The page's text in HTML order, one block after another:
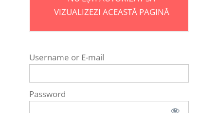
VIZUALIZEZI ACEASTĂ PAGINĂ
Username or E-mail
Password